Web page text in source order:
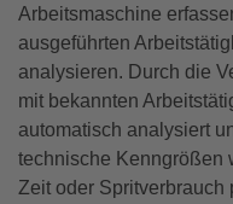
Arbeitsmaschine
ausgeführten
analysieren. Durch die
mit bekannten
automatisch analysiert
technische Kenngrößen
Zeit oder Spritverbrauch